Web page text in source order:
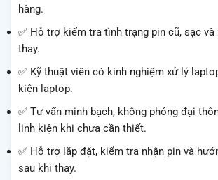
hàng.
✅ Hỗ trợ kiểm tra tình trạng pin cũ, sạc
thay.
✅ Kỹ thuật viên có kinh nghiệm xử lý
kiện laptop.
✅ Tư vấn minh bạch, không phóng đại
linh kiện khi chưa cần thiết.
✅ Hỗ trợ lắp đặt, kiểm tra nhận pin và
sau khi thay.